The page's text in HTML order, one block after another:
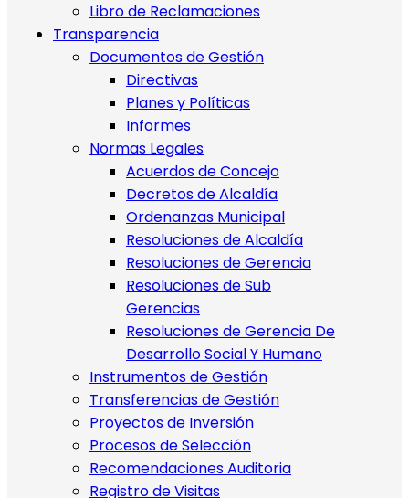
Libro de Reclamaciones
Transparencia
Documentos de Gestión
Directivas
Planes y Políticas
Informes
Normas Legales
Acuerdos de Concejo
Decretos de Alcaldía
Ordenanzas Municipal
Resoluciones de Alcaldía
Resoluciones de Gerencia
Resoluciones de Sub
Gerencias
Resoluciones de Gerencia De
Desarrollo Social Y Humano
Instrumentos de Gestión
Transferencias de Gestión
Proyectos de Inversión
Procesos de Selección
Recomendaciones Auditoria
Registro de Visitas